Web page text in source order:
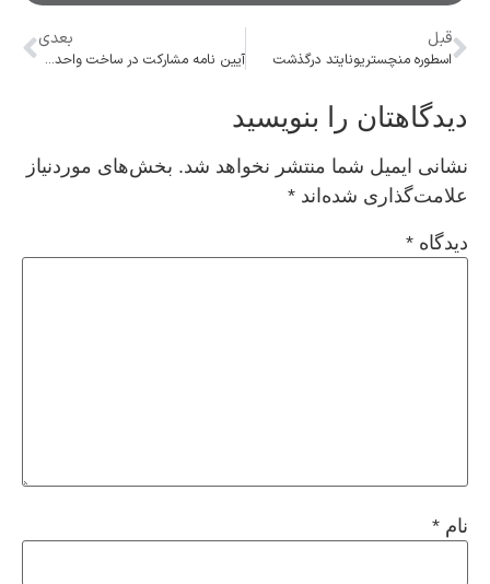
قبل
اسطوره منچستریونایتد درگذشت
بعدی
آیین نامه مشارکت در ساخت واحد‌های مسکونی نهضت ملی به استان‌ها ابلاغ شد
دیدگاهتان را بنویسید
نشانی ایمیل شما منتشر نخواهد شد. بخش‌های موردنیاز
علامت‌گذاری شده‌اند *
دیدگاه *
نام *